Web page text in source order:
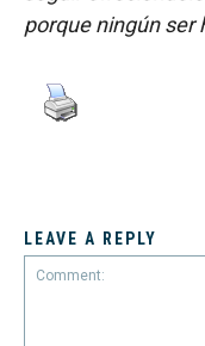
porque ningún ser
LEAVE A REPLY